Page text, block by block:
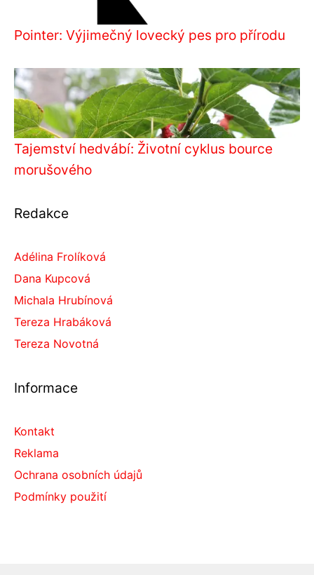
Pointer: Výjimečný lovecký pes pro přírodu
Tajemství hedvábí: Životní cyklus bource
morušového
Redakce
Adélina Frolíková
Dana Kupcová
Michala Hrubínová
Tereza Hrabáková
Tereza Novotná
Informace
Kontakt
Reklama
Ochrana osobních údajů
Podmínky použití